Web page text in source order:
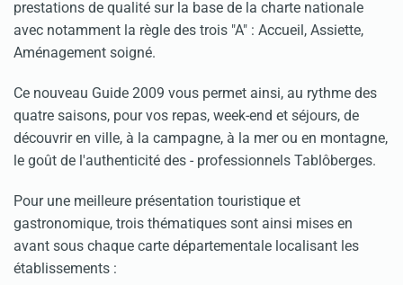
prestations de qualité sur la base de la charte nationale
avec notamment la règle des trois "A" : Accueil, Assiette,
Aménagement soigné.
Ce nouveau Guide 2009 vous permet ainsi, au rythme des
quatre saisons, pour vos repas, week-end et séjours, de
découvrir en ville, à la campagne, à la mer ou en montagne,
le goût de l'authenticité des - professionnels Tablôberges.
Pour une meilleure présentation touristique et
gastronomique, trois thématiques sont ainsi mises en
avant sous chaque carte départementale localisant les
établissements :